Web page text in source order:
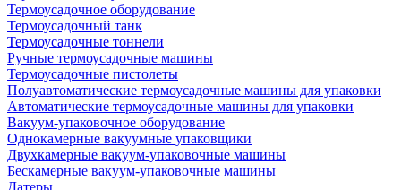
Термоусадочное оборудование
Термоусадочный танк
Термоусадочные тоннели
Ручные термоусадочные машины
Термоусадочные пистолеты
Полуавтоматические термоусадочные машины для упаковки
Автоматические термоусадочные машины для упаковки
Вакуум-упаковочное оборудование
Однокамерные вакуумные упаковщики
Двухкамерные вакуум-упаковочные машины
Бескамерные вакуум-упаковочные машины
Датеры